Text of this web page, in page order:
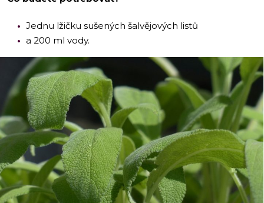
Jednu lžičku sušených šalvějových listů
a 200 ml vody.